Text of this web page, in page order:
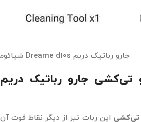
جارو رباتیک دریم Dreame d10s شیائومی
جارو رباتیک دریم
تی‌کشی این ربات نیز از دیگر نقاط قوت آن